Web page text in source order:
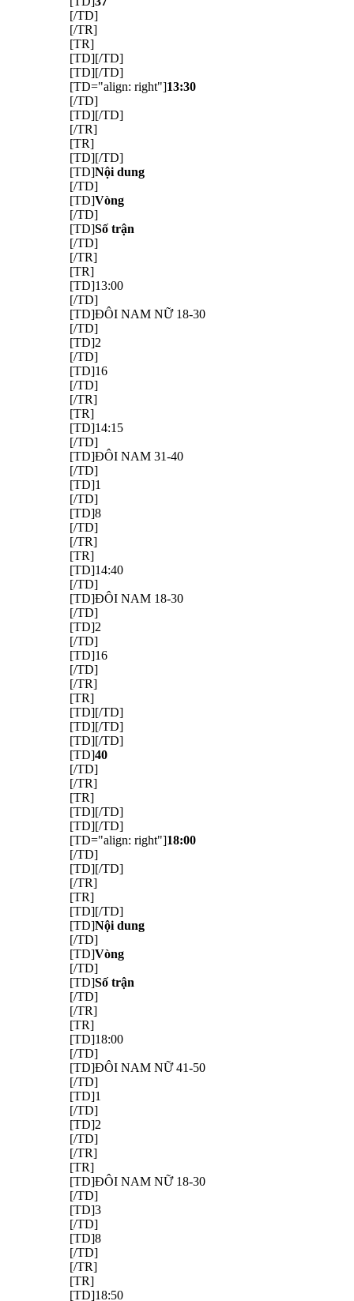
[/TD]
[/TR]
[TR]
[TD][/TD]
[TD][/TD]
[TD="align: right"]13:30
[/TD]
[TD][/TD]
[/TR]
[TR]
[TD][/TD]
[TD]Nội dung
[/TD]
[TD]Vòng
[/TD]
[TD]Số trận
[/TD]
[/TR]
[TR]
[TD]13:00
[/TD]
[TD]ĐÔI NAM NỮ 18-30
[/TD]
[TD]2
[/TD]
[TD]16
[/TD]
[/TR]
[TR]
[TD]14:15
[/TD]
[TD]ĐÔI NAM 31-40
[/TD]
[TD]1
[/TD]
[TD]8
[/TD]
[/TR]
[TR]
[TD]14:40
[/TD]
[TD]ĐÔI NAM 18-30
[/TD]
[TD]2
[/TD]
[TD]16
[/TD]
[/TR]
[TR]
[TD][/TD]
[TD][/TD]
[TD][/TD]
[TD]40
[/TD]
[/TR]
[TR]
[TD][/TD]
[TD][/TD]
[TD="align: right"]18:00
[/TD]
[TD][/TD]
[/TR]
[TR]
[TD][/TD]
[TD]Nội dung
[/TD]
[TD]Vòng
[/TD]
[TD]Số trận
[/TD]
[/TR]
[TR]
[TD]18:00
[/TD]
[TD]ĐÔI NAM NỮ 41-50
[/TD]
[TD]1
[/TD]
[TD]2
[/TD]
[/TR]
[TR]
[TD]ĐÔI NAM NỮ 18-30
[/TD]
[TD]3
[/TD]
[TD]8
[/TD]
[/TR]
[TR]
[TD]18:50